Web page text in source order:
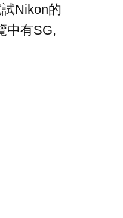
Nikon的
中有SG,